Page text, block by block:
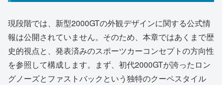
現段階では、新型2000GTの外観デザインに関する公式情
報は公開されていません。そのため、本章ではあくまで歴
史的視点と、発表済みのスポーツカーコンセプトの方向性
を参照して構成します。まず、初代2000GTが誇ったロン
グノーズとファストバックという独特のクーペスタイル